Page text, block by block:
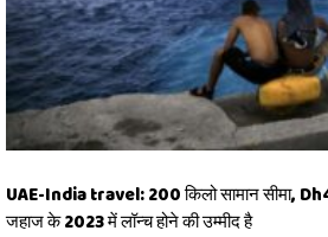
UAE-India travel: 200 किलो सामान सीमा,
जहाज के 2023 में लॉन्च होने की उम्मीद है